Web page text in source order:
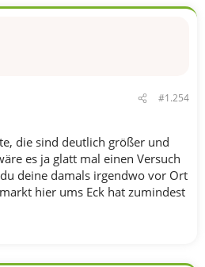
#1.254
die sind deutlich größer und
es ja glatt mal einen Versuch
deine damals irgendwo vor Ort
hier ums Eck hat zumindest